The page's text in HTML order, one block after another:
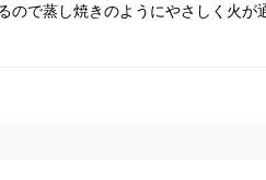
ので蒸し焼きのようにやさしく火が
かたまりのまま揚げるレシピもあり
がわかりやすいのでおすすめ。薄皮